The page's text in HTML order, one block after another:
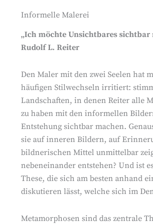
Informelle Malerei
„Ich möchte Unsichtbares
Rudolf L. Reiter
Den Maler mit den zwei Seelen hat
häufigen Stilwechseln irritiert:
Landschaften, in denen Reiter alle
zu haben mit den informellen
Entstehung sichtbar machen.
sie auf inneren Bildern, auf
bildnerischen Mittel unmittelbar
nebeneinander entstehen? Und ist
These, die sich am besten anhand
diskutieren lässt, welche sich im
Metamorphosen sind das zentrale